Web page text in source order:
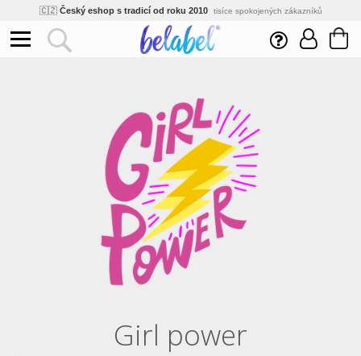
🌿Ekologický a zdravotně nezávadný žádná čína, barvy s certifikáty
Inovativní výroba vlastní vývoj, nejnovější technologie
Rychlé dodání expedujeme do 24h
Český eshop s tradicí od roku 2010 tisíce spokojených zákazníků
Girl power